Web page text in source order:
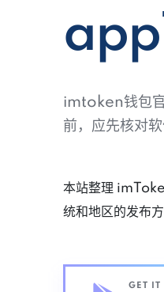
app
imtoken钱包
前，应先核对
本站整理
统和地区的发布
GET IT